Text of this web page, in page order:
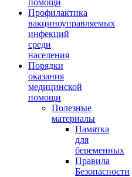
Профилактика
вакциноуправляемых
инфекций
среди
населения
Порядки
оказания
медицинской
помощи
Полезные
материалы
Памятка
для
беременных
Правила
Безопасности